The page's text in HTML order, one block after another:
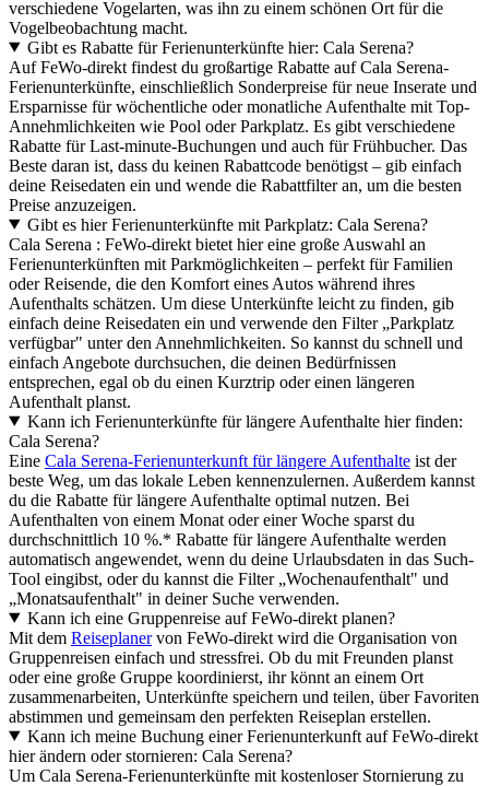
verschiedene Vogelarten, was ihn zu einem schönen Ort für die
Vogelbeobachtung macht.
Gibt es Rabatte für Ferienunterkünfte hier: Cala Serena?
Auf FeWo-direkt findest du großartige Rabatte auf Cala Serena-
Ferienunterkünfte, einschließlich Sonderpreise für neue Inserate und
Ersparnisse für wöchentliche oder monatliche Aufenthalte mit Top-
Annehmlichkeiten wie Pool oder Parkplatz. Es gibt verschiedene
Rabatte für Last-minute-Buchungen und auch für Frühbucher. Das
Beste daran ist, dass du keinen Rabattcode benötigst – gib einfach
deine Reisedaten ein und wende die Rabattfilter an, um die besten
Preise anzuzeigen.
Gibt es hier Ferienunterkünfte mit Parkplatz: Cala Serena?
Cala Serena : FeWo-direkt bietet hier eine große Auswahl an
Ferienunterkünften mit Parkmöglichkeiten – perfekt für Familien
oder Reisende, die den Komfort eines Autos während ihres
Aufenthalts schätzen. Um diese Unterkünfte leicht zu finden, gib
einfach deine Reisedaten ein und verwende den Filter „Parkplatz
verfügbar" unter den Annehmlichkeiten. So kannst du schnell und
einfach Angebote durchsuchen, die deinen Bedürfnissen
entsprechen, egal ob du einen Kurztrip oder einen längeren
Aufenthalt planst.
Kann ich Ferienunterkünfte für längere Aufenthalte hier finden:
Cala Serena?
Eine Cala Serena-Ferienunterkunft für längere Aufenthalte ist der
beste Weg, um das lokale Leben kennenzulernen. Außerdem kannst
du die Rabatte für längere Aufenthalte optimal nutzen. Bei
Aufenthalten von einem Monat oder einer Woche sparst du
durchschnittlich 10 %.* Rabatte für längere Aufenthalte werden
automatisch angewendet, wenn du deine Urlaubsdaten in das Such-
Tool eingibst, oder du kannst die Filter „Wochenaufenthalt" und
„Monatsaufenthalt" in deiner Suche verwenden.
Kann ich eine Gruppenreise auf FeWo-direkt planen?
Mit dem Reiseplanervon FeWo-direkt wird die Organisation von
Gruppenreisen einfach und stressfrei. Ob du mit Freunden planst
oder eine große Gruppe koordinierst, ihr könnt an einem Ort
zusammenarbeiten, Unterkünfte speichern und teilen, über Favoriten
abstimmen und gemeinsam den perfekten Reiseplan erstellen.
Kann ich meine Buchung einer Ferienunterkunft auf FeWo-direkt
hier ändern oder stornieren: Cala Serena?
Um Cala Serena-Ferienunterkünfte mit kostenloser Stornierung zu